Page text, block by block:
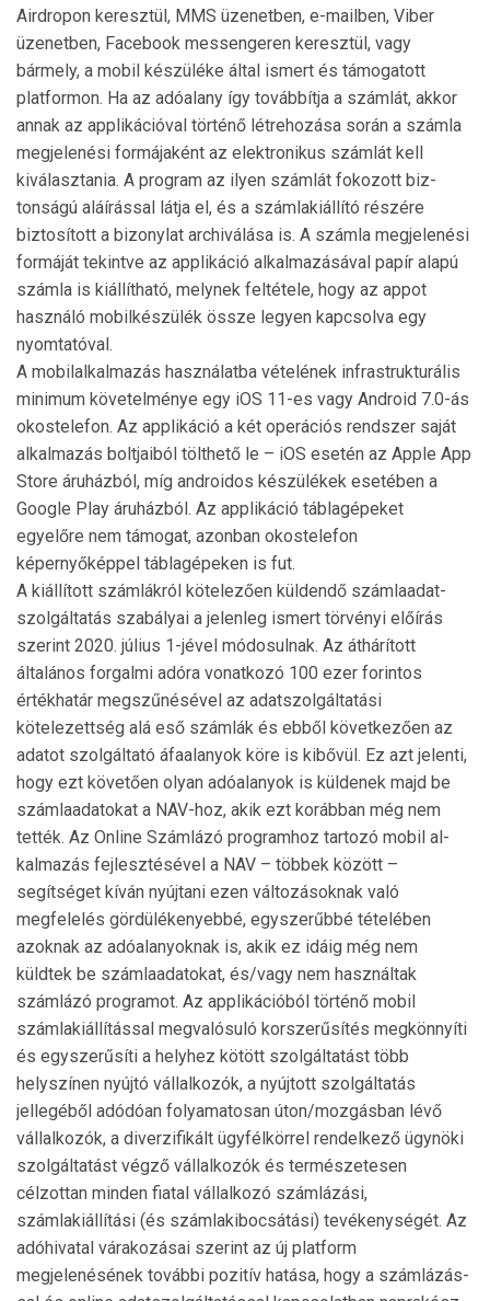
Airdropon keresztül, MMS üzenetben, e-mailben, Viber
üzenetben, Face­book messengeren keresztül, vagy
bármely, a mobil készüléke által ismert és támogatott
platformon. Ha az adóalany így továbbítja a számlát, akkor
annak az applikációval történő létrehozása során a számla
megjelenési formájaként az elektronikus számlát kell
kiválasztania. A program az ilyen számlát fokozott biz­
tonságú aláírással látja el, és a számlakiállító részére
biztosított a bizonylat archiválása is. A számla megjelenési
formáját tekintve az applikáció alkalmazásával papír alapú
számla is kiállítható, melynek feltétele, hogy az appot
használó mobilkészülék össze legyen kapcsolva egy
nyomtatóval.
A mobilalkalmazás használatba vételének infra­struk­turális
minimum követelménye egy iOS 11-es vagy Android 7.0-ás
okostelefon. Az applikáció a két operációs rendszer saját
alkalmazás boltjaiból tölthető le – iOS esetén az Apple App
Store áruház­ból, míg androidos készülékek esetében a
Google Play áruházból. Az applikáció táblagépeket
egyelőre nem támogat, azonban okostelefon
képernyőképpel táblagépeken is fut.
A kiállított számlákról kötelezően küldendő szám­la­adat-
szolgáltatás szabályai a jelenleg ismert tör­vé­nyi előírás
szerint 2020. július 1-jével módo­sul­nak. Az áthárított
általános forgalmi adóra vonat­ko­zó 100 ezer forintos
értékhatár megszűnésével az adatszolgáltatási
kötelezettség alá eső számlák és ebből követ­kezően az
adatot szolgáltató áfaalanyok köre is kibő­vül. Ez azt jelenti,
hogy ezt követően olyan adóalanyok is kül­de­nek majd be
számlaadatokat a NAV-hoz, akik ezt korábban még nem
tették. Az Online Szám­lázó programhoz tartozó mobil al­
kalmazás fejlesztésével a NAV – többek között –
segítséget kíván nyúj­ta­ni ezen változásoknak való
megfelelés gördülékenyebbé, egyszerűbbé tételében
azoknak az adóalanyoknak is, akik ez idáig még nem
küldtek be szám­laa­datokat, és/vagy nem használtak
számlázó progra­mot. Az applikációból történő mobil
számlakiállítással meg­való­suló korszerűsítés megkönnyíti
és egyszerűsíti a helyhez kötött szolgáltatást több
helyszínen nyújtó vállal­ko­zók, a nyújtott szolgáltatás
jellegéből adódóan folyamatosan úton/mozgásban lévő
vállalkozók, a diverzifikált ügy­félkörrel rendelkező ügynöki
szolgáltatást végző vál­lal­kozók és természetesen
célzottan minden fiatal vállal­kozó számlázási,
számlakiállítási (és számlakibocsátási) te­vé­keny­ségét. Az
adóhivatal várakozásai szerint az új plat­form
megjelenésének további pozitív hatása, hogy a szám­lá­zás­